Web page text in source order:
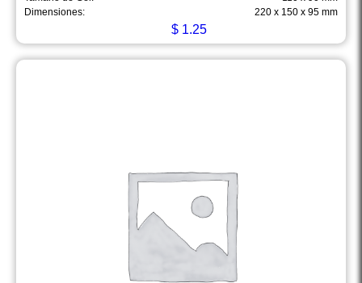
Dimensiones:
220 x 150 x 95 mm
$ 1.25